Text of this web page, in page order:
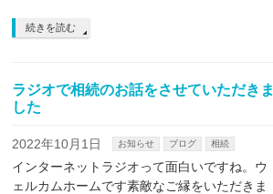
続きを読む
ラジオで相続のお話をさせていただきま
した
2022年10月1日 お知らせ ブログ 相続
インターネットラジオって面白いですね。ウ
ェルカムホームです素敵なご縁をいただきま